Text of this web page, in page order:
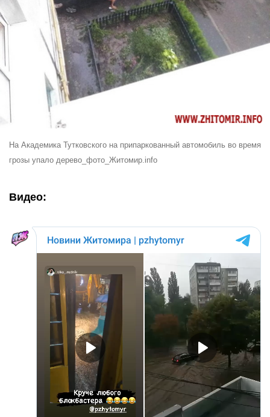
На Академика Тутковского на припаркованный автомобиль во время
грозы упало дерево_фото_Житомир.info
Видео: